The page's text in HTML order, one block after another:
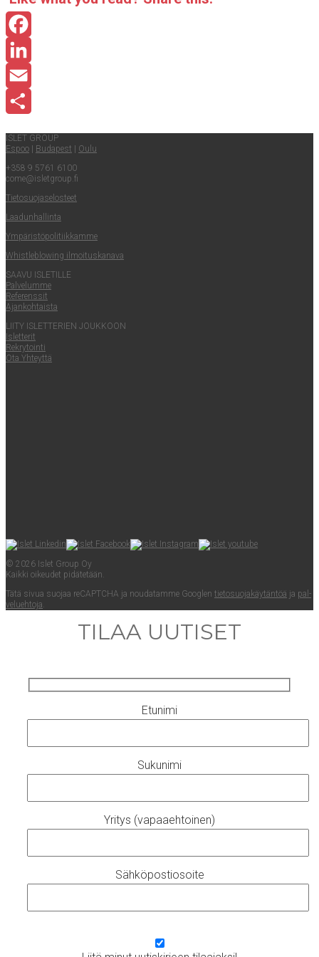
Facebook
LinkedIn
Email
ISLET GROUP
Espoo
Buda­pest
Oulu
+358 9 5761 6100
come@​isletgroup.​fi
Tie­to­suo­ja­se­los­teet
Laa­dun­hal­lin­ta
Ympä­ris­tö­po­li­tiik­kam­me
Whist­le­blowing ilmoituskanava
SAA­VU ISLETILLE
Pal­ve­lum­me
Refe­rens­sit
Ajan­koh­tais­ta
LII­TY ISLET­TE­RIEN JOUKKOON
Islet­te­rit
Rek­ry­toin­ti
Ota Yhteyt­tä
© 2026 Islet Group Oy
Kaik­ki oikeu­det pidätetään.
Tätä sivua suo­jaa reCAPTC­HA ja nou­da­tam­me Googlen tie­to­suo­ja­käy­tän­töä ja pal­
ve­lueh­to­ja.
TILAA UUTISET
Etunimi
Sukunimi
Yritys (vapaaehtoinen)
Sähköpostiosoite